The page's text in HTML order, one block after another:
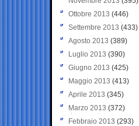
Ottobre 2013 (446)
Settembre 2013 (433)
Agosto 2013 (389)
Luglio 2013 (390)
Giugno 2013 (425)
Maggio 2013 (413)
Aprile 2013 (345)
Marzo 2013 (372)
Febbraio 2013 (293)